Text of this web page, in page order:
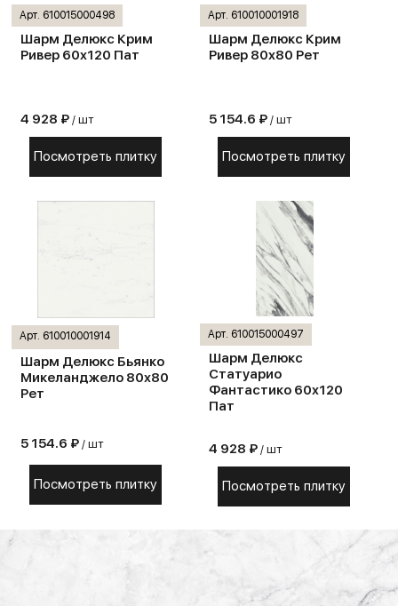
Арт. 610015000498
Шарм Делюкс Крим
Ривер 60х120 Пат
4 928 ₽ / шт
Посмотреть плитку
Арт. 610010001918
Шарм Делюкс Крим
Ривер 80х80 Рет
5 154.6 ₽ / шт
Посмотреть плитку
Арт. 610010001914
Шарм Делюкс Бьянко
Микеланджело 80х80
Рет
5 154.6 ₽ / шт
Посмотреть плитку
Арт. 610015000497
Шарм Делюкс
Статуарио
Фантастико 60х120
Пат
4 928 ₽ / шт
Посмотреть плитку